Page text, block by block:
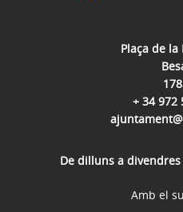
Plaça de la
+ 34 972
De dilluns a
Amb el